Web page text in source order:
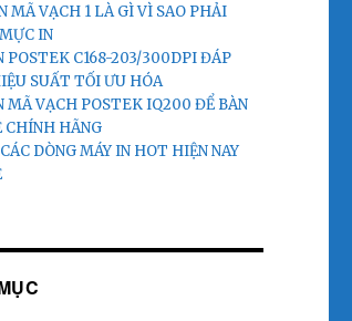
MÃ VẠCH 1 LÀ GÌ VÌ SAO PHẢI
IN
POSTEK C168-203/300DPI ĐÁP
SUẤT TỐI ƯU HÓA
MÃ VẠCH POSTEK IQ200 ĐỂ BÀN
CHÍNH HÃNG
DÒNG MÁY IN HOT HIỆN NAY